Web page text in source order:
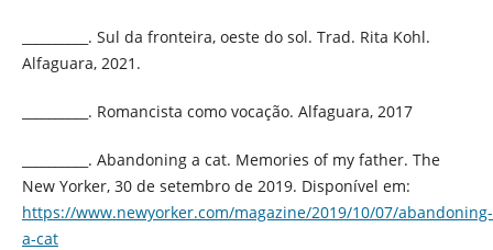
__________. Sul da fronteira, oeste do sol. Trad. Rita Kohl.
Alfaguara, 2021.
__________. Romancista como vocação. Alfaguara, 2017
__________. Abandoning a cat. Memories of my father. The
New Yorker, 30 de setembro de 2019. Disponível em:
https://www.newyorker.com/magazine/2019/10/07/abandoning-
a-cat